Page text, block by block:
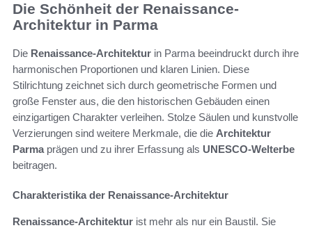
Die Schönheit der Renaissance-
Architektur in Parma
Die Renaissance-Architektur in Parma beeindruckt durch ihre
harmonischen Proportionen und klaren Linien. Diese
Stilrichtung zeichnet sich durch geometrische Formen und
große Fenster aus, die den historischen Gebäuden einen
einzigartigen Charakter verleihen. Stolze Säulen und kunstvolle
Verzierungen sind weitere Merkmale, die die Architektur
Parmaprägen und zu ihrer Erfassung als UNESCO-Welterbe
beitragen.
Charakteristika der Renaissance-Architektur
Renaissance-Architektur ist mehr als nur ein Baustil. Sie